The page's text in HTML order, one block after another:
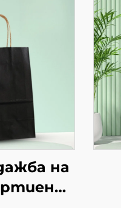
на